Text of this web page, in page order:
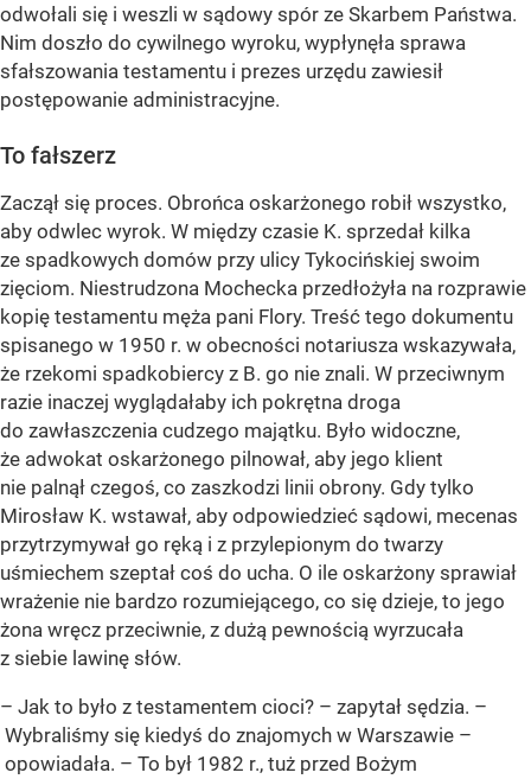
odwołali się i weszli w sądowy spór ze Skarbem Państwa.
Nim doszło do cywilnego wyroku, wypłynęła sprawa
sfałszowania testamentu i prezes urzędu zawiesił
postępowanie administracyjne.
To fałszerz
Zaczął się proces. Obrońca oskarżonego robił wszystko,
aby odwlec wyrok. W między czasie K. sprzedał kilka
ze spadkowych domów przy ulicy Tykocińskiej swoim
zięciom. Niestrudzona Mochecka przedłożyła na rozprawie
kopię testamentu męża pani Flory. Treść tego dokumentu
spisanego w 1950 r. w obecności notariusza wskazywała,
że rzekomi spadkobiercy z B. go nie znali. W przeciwnym
razie inaczej wyglądałaby ich pokrętna droga
do zawłaszczenia cudzego majątku. Było widoczne,
że adwokat oskarżonego pilnował, aby jego klient
nie palnął czegoś, co zaszkodzi linii obrony. Gdy tylko
Mirosław K. wstawał, aby odpowiedzieć sądowi, mecenas
przytrzymywał go ręką i z przylepionym do twarzy
uśmiechem szeptał coś do ucha. O ile oskarżony sprawiał
wrażenie nie bardzo rozumiejącego, co się dzieje, to jego
żona wręcz przeciwnie, z dużą pewnością wyrzucała
z siebie lawinę słów.
– Jak to było z testamentem cioci? – zapytał sędzia. –
Wybraliśmy się kiedyś do znajomych w Warszawie –
opowiadała. – To był 1982 r., tuż przed Bożym